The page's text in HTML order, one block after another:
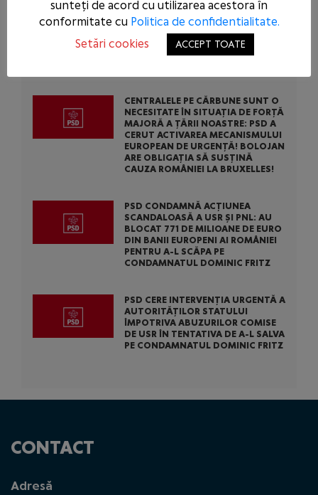
European
CENTRALELE PE CĂRBUNE SUNT O
NECESITATE ÎN SITUAȚIA DE FORȚĂ
MAJORĂ A ȚĂRII NOASTRE: PSD A
CERUT ACTIVAREA MECANISMULUI
EUROPEAN DE URGENȚĂ! BOLOJAN
ARE OBLIGAȚIA SĂ SUSȚINĂ
CAUZA ROMÂNIEI LA BRUXELLES!
PSD CONDAMNĂ ACȚIUNEA
SCANDALOASĂ A USR ȘI PNL: AU
BLOCAT 771 DE MILIOANE DE EURO
DIN BANII EUROPENI AI ROMÂNIEI
PENTRU A-L SCĂPA PE
CONDAMNATUL DOMINIC FRITZ
PSD CERE INTERVENȚIA URGENTĂ A
AUTORITĂȚILOR STATULUI
ÎMPOTRIVA ABUZURILOR COMISE
DE USR ÎN TENTATIVA DE A-L SALVA
PE CONDAMNATUL DOMINIC FRITZ
CONTACT
Adresă
sunteți de acord cu utilizarea acestora în
conformitate cu Politica de confidentialitate.
Setări cookies
ACCEPT TOATE